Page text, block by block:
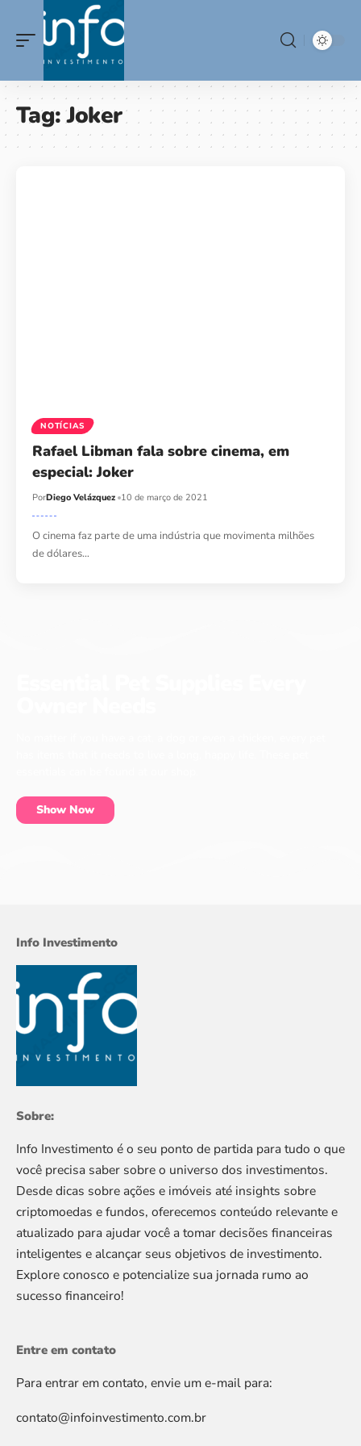
Tag:Joker
NOTÍCIAS
Rafael Libman fala sobre cinema, em
especial: Joker
PorDiego Velázquez 10 de março de 2021
O cinema faz parte de uma indústria que movimenta milhões
de dólares…
Show Now
Info Investimento
Sobre:
Info Investimento é o seu ponto de partida para tudo o que
você precisa saber sobre o universo dos investimentos.
Desde dicas sobre ações e imóveis até insights sobre
criptomoedas e fundos, oferecemos conteúdo relevante e
atualizado para ajudar você a tomar decisões financeiras
inteligentes e alcançar seus objetivos de investimento.
Explore conosco e potencialize sua jornada rumo ao
sucesso financeiro!
Entre em contato
Para entrar em contato, envie um e-mail para:
contato@infoinvestimento.com.br